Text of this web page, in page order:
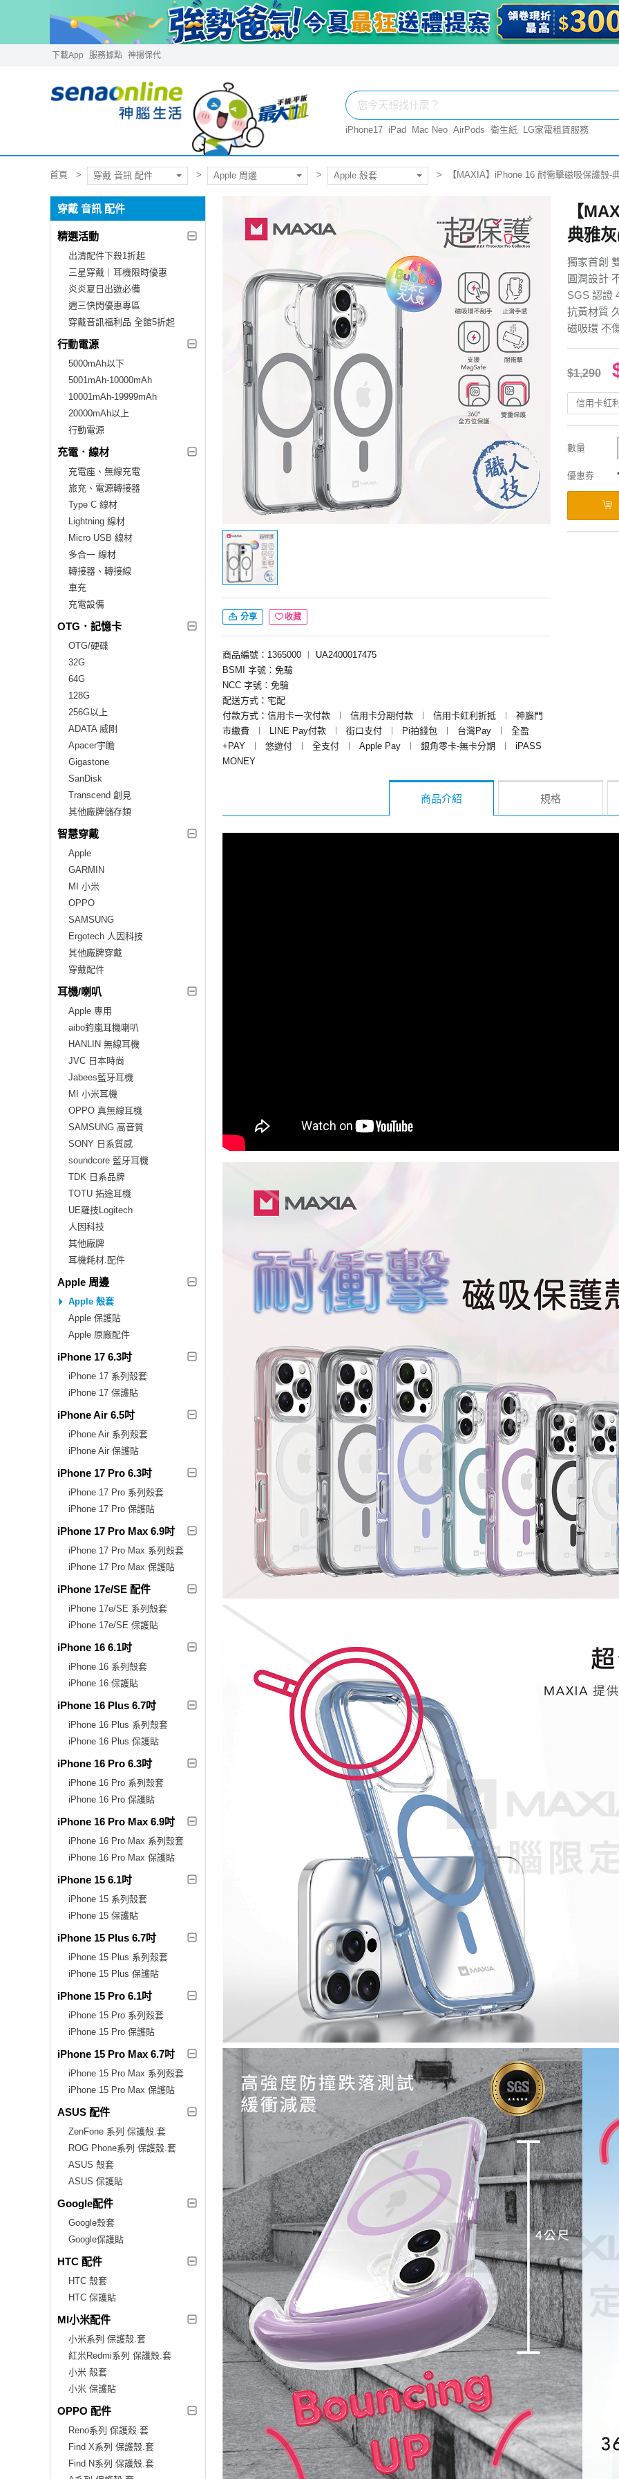
下載App 服務據點 神揚保代
iPhone17 iPad Mac Neo AirPods 衛生紙 LG家電租賃服務
首頁 穿戴 音訊 配件 Apple 周邊 Apple 殼套 【MAXIA】iPhone 16 耐衝擊磁吸保護殼-
穿戴 音訊 配件
精選活動
出清配件下殺1折起
三星穿戴｜耳機限時優惠
炎炎夏日出遊必備
週三快閃優惠專區
穿戴音訊福利品 全館5折起
行動電源
5000mAh以下
5001mAh-10000mAh
10001mAh-19999mAh
20000mAh以上
行動電源
充電．線材
充電座、無線充電
旅充、電源轉接器
Type C 線材
Lightning 線材
Micro USB 線材
多合一 線材
轉接器、轉接線
車充
充電設備
OTG．記憶卡
OTG/硬碟
32G
64G
128G
256G以上
ADATA 威剛
Apacer宇瞻
Gigastone
SanDisk
Transcend 創見
其他廠牌儲存類
智慧穿戴
Apple
GARMIN
MI 小米
OPPO
SAMSUNG
Ergotech 人因科技
其他廠牌穿戴
穿戴配件
耳機/喇叭
Apple 專用
aibo鈞嵐耳機喇叭
HANLIN 無線耳機
JVC 日本時尚
Jabees藍牙耳機
MI 小米耳機
OPPO 真無線耳機
SAMSUNG 高音質
SONY 日系質感
soundcore 藍牙耳機
TDK 日系品牌
TOTU 拓途耳機
UE羅技Logitech
人因科技
其他廠牌
耳機耗材.配件
Apple 周邊
Apple 殼套
Apple 保護貼
Apple 原廠配件
iPhone 17 6.3吋
iPhone 17 系列殼套
iPhone 17 保護貼
iPhone Air 6.5吋
iPhone Air 系列殼套
iPhone Air 保護貼
iPhone 17 Pro 6.3吋
iPhone 17 Pro 系列殼套
iPhone 17 Pro 保護貼
iPhone 17 Pro Max 6.9吋
iPhone 17 Pro Max 系列殼套
iPhone 17 Pro Max 保護貼
iPhone 17e/SE 配件
iPhone 17e/SE 系列殼套
iPhone 17e/SE 保護貼
iPhone 16 6.1吋
iPhone 16 系列殼套
iPhone 16 保護貼
iPhone 16 Plus 6.7吋
iPhone 16 Plus 系列殼套
iPhone 16 Plus 保護貼
iPhone 16 Pro 6.3吋
iPhone 16 Pro 系列殼套
iPhone 16 Pro 保護貼
iPhone 16 Pro Max 6.9吋
iPhone 16 Pro Max 系列殼套
iPhone 16 Pro Max 保護貼
iPhone 15 6.1吋
iPhone 15 系列殼套
iPhone 15 保護貼
iPhone 15 Plus 6.7吋
iPhone 15 Plus 系列殼套
iPhone 15 Plus 保護貼
iPhone 15 Pro 6.1吋
iPhone 15 Pro 系列殼套
iPhone 15 Pro 保護貼
iPhone 15 Pro Max 6.7吋
iPhone 15 Pro Max 系列殼套
iPhone 15 Pro Max 保護貼
ASUS 配件
ZenFone 系列 保護殼.套
ROG Phone系列 保護殼.套
ASUS 殼套
ASUS 保護貼
Google配件
Google殼套
Google保護貼
HTC 配件
HTC 殼套
HTC 保護貼
MI小米配件
小米系列 保護殼.套
紅米Redmi系列 保護殼.套
小米 殼套
小米 保護貼
OPPO 配件
Reno系列 保護殼.套
Find X系列 保護殼.套
Find N系列 保護殼.套
分享 收藏
商品編號：1365000 ︱
UA2400017475
BSMI 字號：免驗
NCC 字號：免驗
配送方式：宅配
付款方式：信用卡一次付款
︱ 信用卡分期付款 ︱ 信用卡紅利折抵 ︱
神腦門
市繳費
︱ LINE Pay付款 ︱ 街口支付 ︱ Pi拍錢包 ︱ 台灣Pay ︱
全盈
+PAY
︱ 悠遊付 ︱ 全支付 ︱ Apple Pay ︱ 銀角零卡-無卡分期 ︱
iPASS
MONEY
【
典雅
獨家首創
圓潤設計
SGS 認證
抗黃材質
磁吸環 不
$1,290
信用卡紅
數量
優惠券
商品介紹 規格